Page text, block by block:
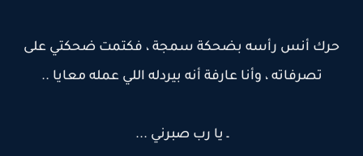
حرك أنس رأسه بضحكة سمجة ، فكتمت ضحكتي على
تصرفاته ، وأنا عارفة أنه بيردله اللي عمله معايا ..
ـ يا رب صبرني ...